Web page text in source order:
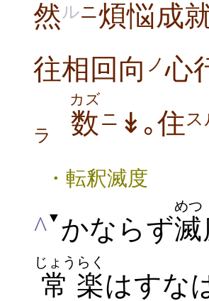
然ルニ煩悩成
往相回向 ノ 心
ラ 数
カズ
ニ ↡｡住
・転釈滅度
^▼ かならず滅
めつ
常
じょう
楽
らく
はすな